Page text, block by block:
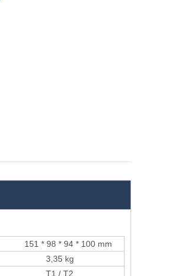
151 * 98 * 94 * 100 mm
3,35 kg
T1 / T2